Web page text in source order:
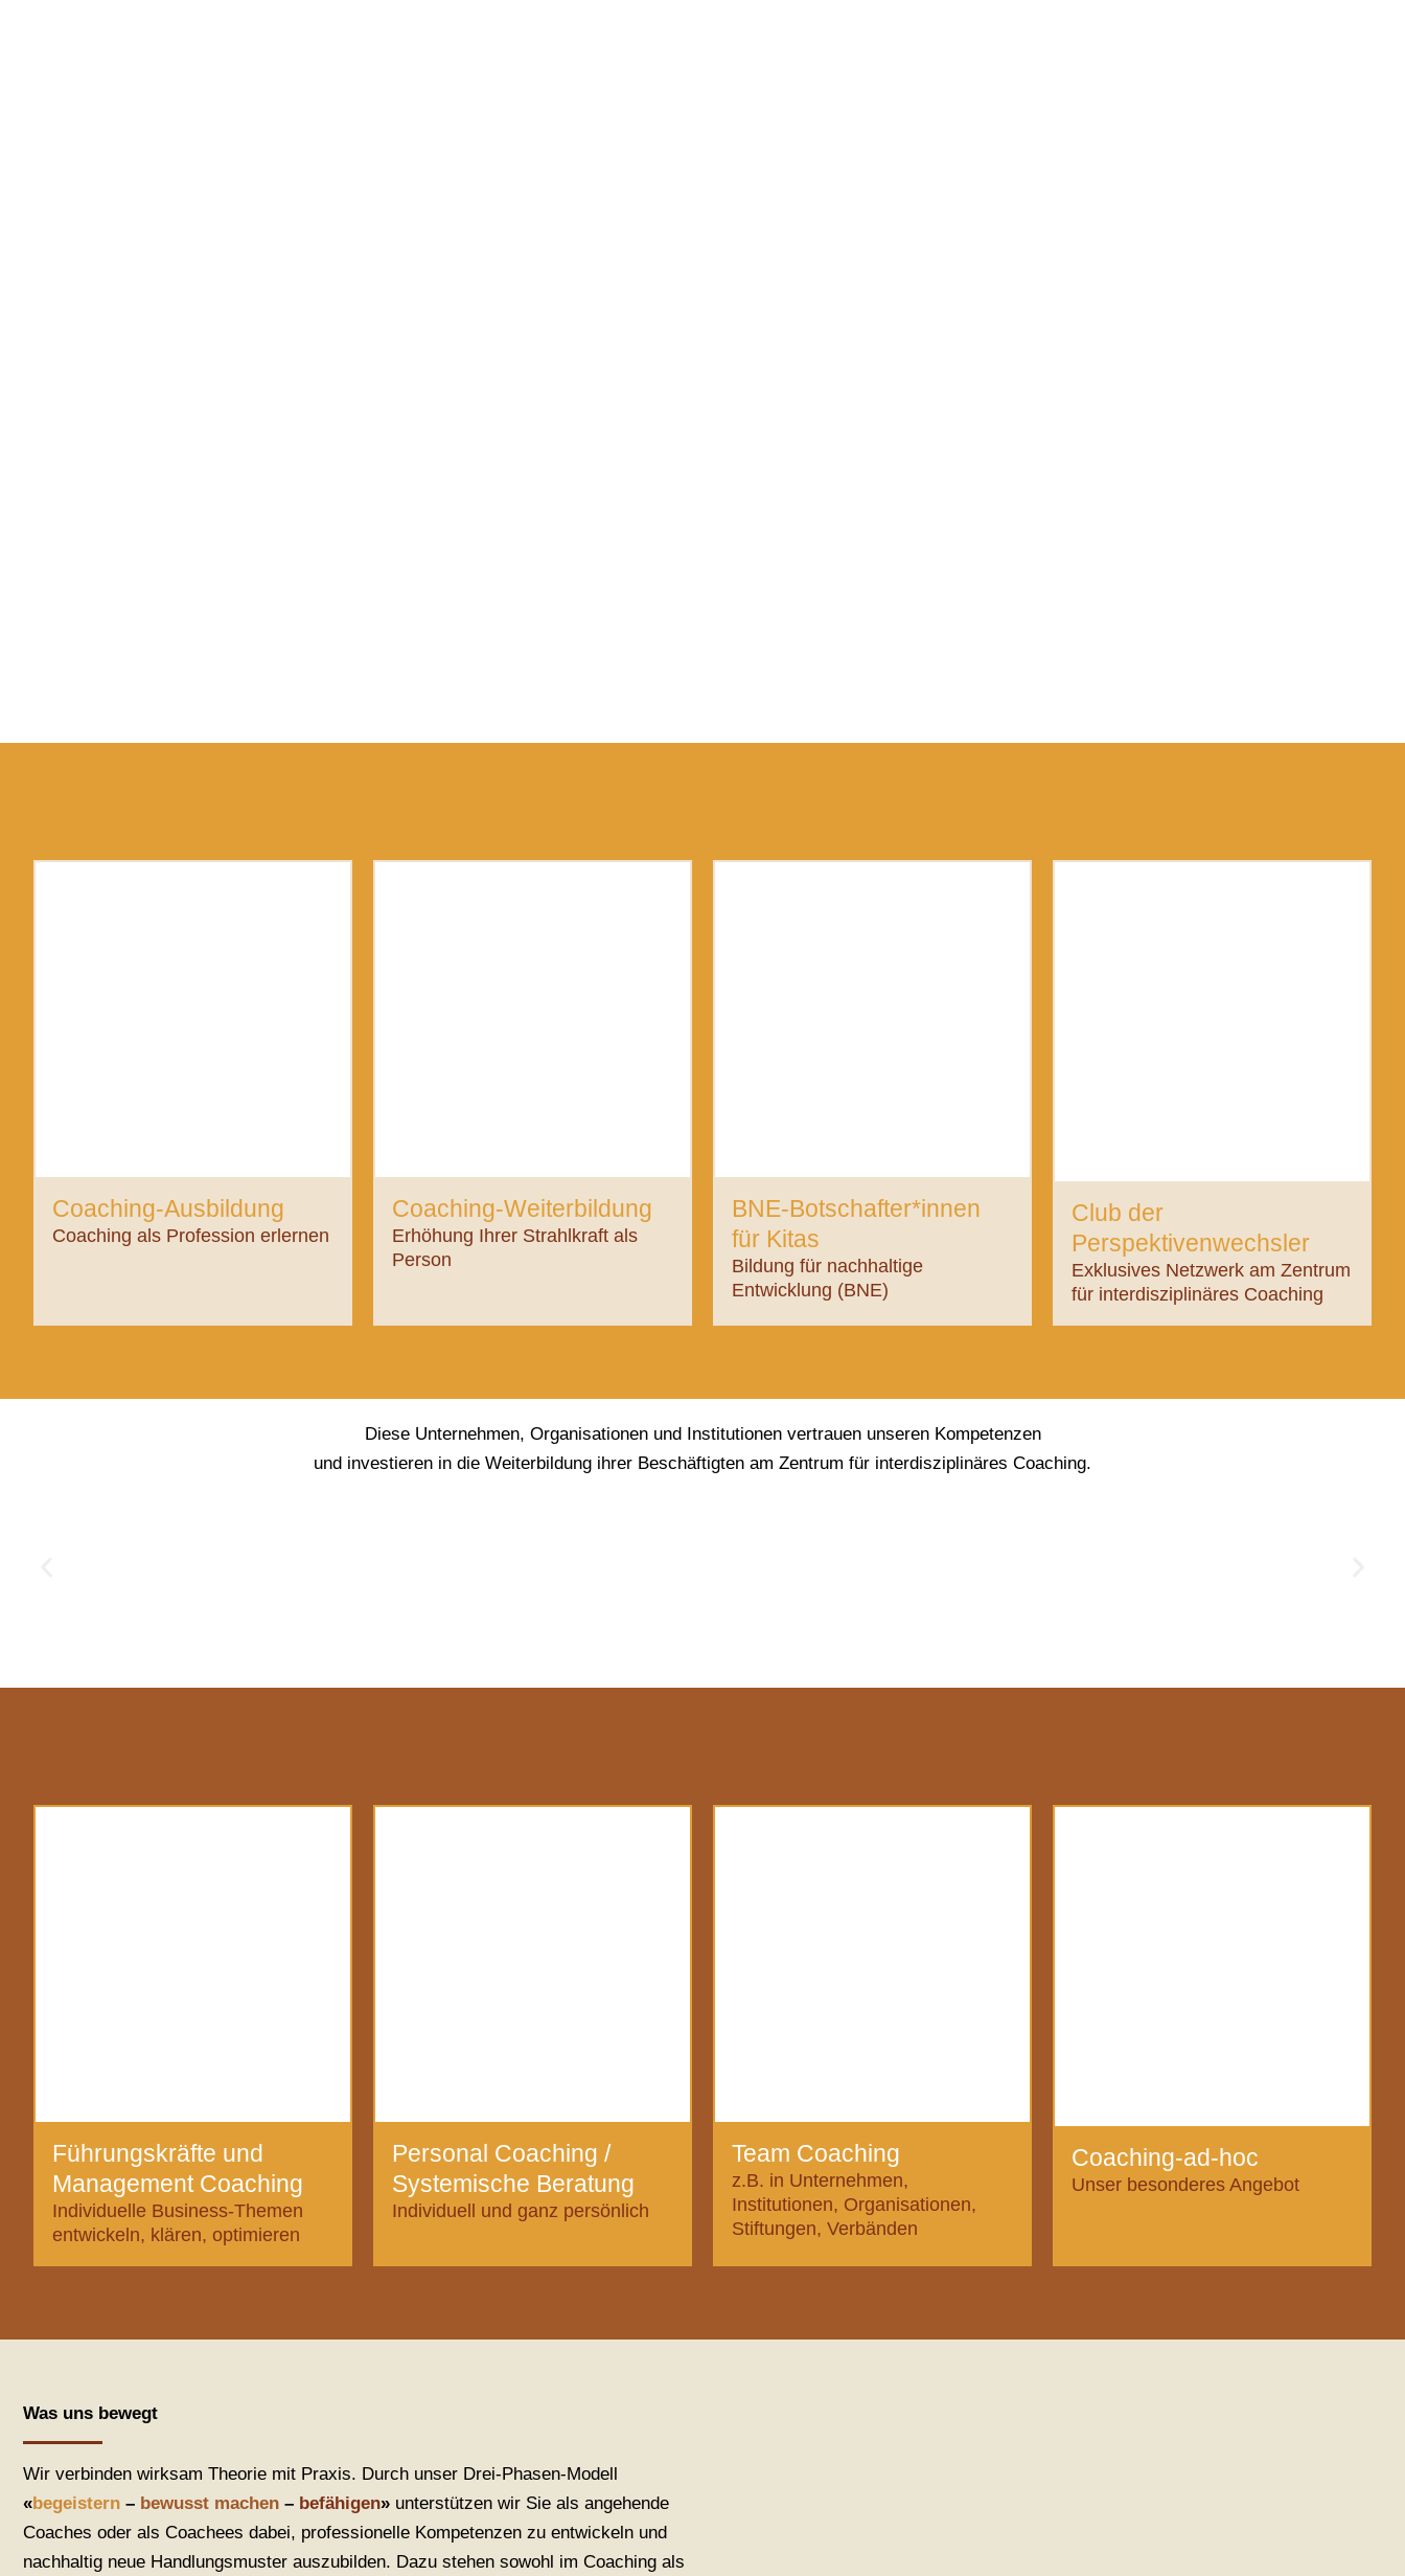
Coaching-Ausbildung
Coaching als Profession erlernen
Coaching-Weiterbildung
Erhöhung Ihrer Strahlkraft als
Person
BNE-Botschafter*innen
für Kitas
Bildung für nachhaltige
Entwicklung (BNE)
Club der
Perspektivenwechsler
Exklusives Netzwerk am Zentrum
für interdisziplinäres Coaching
Diese Unternehmen, Organisationen und Institutionen vertrauen unseren Kompetenzen
und investieren in die Weiterbildung ihrer Beschäftigten am Zentrum für interdisziplinäres Coaching.
Führungskräfte und
Management Coaching
Individuelle Business-Themen
entwickeln, klären, optimieren
Personal Coaching /
Systemische Beratung
Individuell und ganz persönlich
Team Coaching
z.B. in Unternehmen,
Institutionen, Organisationen,
Stiftungen, Verbänden
Coaching-ad-hoc
Unser besonderes Angebot
Was uns bewegt
Wir verbinden wirksam Theorie mit Praxis. Durch unser Drei-Phasen-Modell
«begeistern – bewusst machen – befähigen» unterstützen wir Sie als angehende
Coaches oder als Coachees dabei, professionelle Kompetenzen zu entwickeln und
nachhaltig neue Handlungsmuster auszubilden. Dazu stehen sowohl im Coaching als